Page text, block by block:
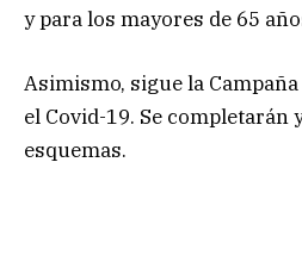
y para los mayores de 65
Asimismo, sigue la
el Covid-19. Se completarán
esquemas.